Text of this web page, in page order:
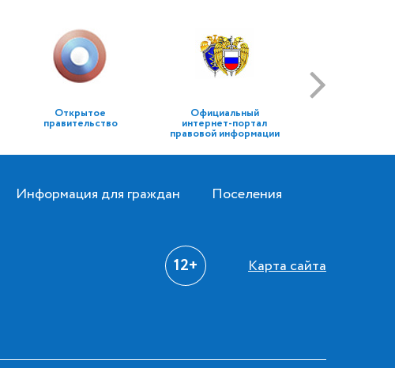
Открытое
правительство
Официальный
интернет-портал
правовой информации
Информация для граждан Поселения
12+ Карта сайта